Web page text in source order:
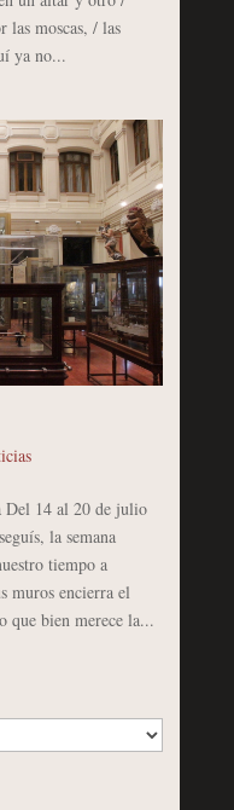
las moscas, / las
ya no...
Del 14 al 20 de julio
la semana
tiempo a
muros encierra el
que bien merece la...